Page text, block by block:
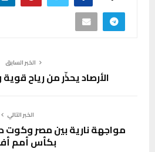
الخبر السابق
الأرصاد يحذّر من رياح قوية
الخبر التالي
مواجهة نارية بين مصر وكوت
بكأس أمم